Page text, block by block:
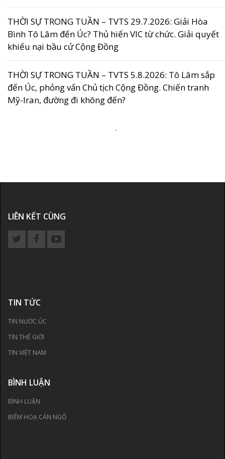
THỜI SỰ TRONG TUẦN – TVTS 29.7.2026: Giải Hòa
Bình Tô Lâm đến Úc? Thủ hiến VIC từ chức. Giải quyết
khiếu nại bầu cử Cộng Đồng
THỜI SỰ TRONG TUẦN – TVTS 5.8.2026: Tô Lâm sắp
đến Úc, phỏng vấn Chủ tịch Cộng Đồng. Chiến tranh
Mỹ-Iran, đường đi không đến?
.
LIÊN KẾT CÙNG
TIN TỨC
TIN NƯỚC ÚC
TIN THẾ GIỚI
TIN VIỆT NAM
BÌNH LUẬN
BÌNH LUẬN
BIẾM HOẠ CÁN NGỐ